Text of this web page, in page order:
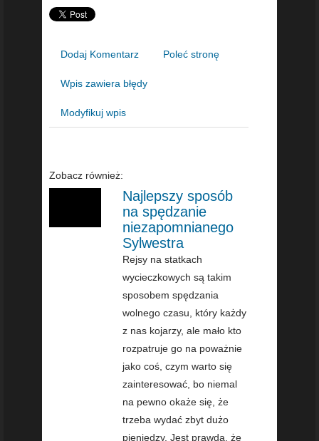
Dodaj Komentarz Poleć stronę
Wpis zawiera błędy
Modyfikuj wpis
Zobacz również:
Najlepszy sposób
na spędzanie
niezapomnianego
Sylwestra
Rejsy na statkach
wycieczkowych są takim
sposobem spędzania
wolnego czasu, który każdy
z nas kojarzy, ale mało kto
rozpatruje go na poważnie
jako coś, czym warto się
zainteresować, bo niemal
na pewno okaże się, że
trzeba wydać zbyt dużo
pieniędzy. Jest prawdą, że